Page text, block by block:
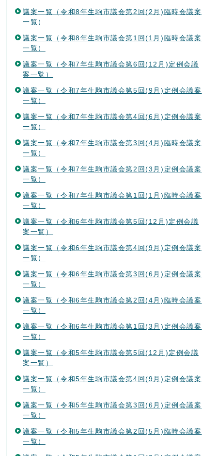
議案一覧（令和8年生駒市議会第2回(2月)臨時会議案
一覧）
議案一覧（令和8年生駒市議会第1回(1月)臨時会議案
一覧）
議案一覧（令和7年生駒市議会第6回(12月)定例会議
案一覧）
議案一覧（令和7年生駒市議会第5回(9月)定例会議案
一覧）
議案一覧（令和7年生駒市議会第4回(6月)定例会議案
一覧）
議案一覧（令和7年生駒市議会第3回(4月)臨時会議案
一覧）
議案一覧（令和7年生駒市議会第2回(3月)定例会議案
一覧）
議案一覧（令和7年生駒市議会第1回(1月)臨時会議案
一覧）
議案一覧（令和6年生駒市議会第5回(12月)定例会議
案一覧）
議案一覧（令和6年生駒市議会第4回(9月)定例会議案
一覧）
議案一覧（令和6年生駒市議会第3回(6月)定例会議案
一覧）
議案一覧（令和6年生駒市議会第2回(4月)臨時会議案
一覧）
議案一覧（令和6年生駒市議会第1回(3月)定例会議案
一覧）
議案一覧（令和5年生駒市議会第5回(12月)定例会議
案一覧）
議案一覧（令和5年生駒市議会第4回(9月)定例会議案
一覧）
議案一覧（令和5年生駒市議会第3回(6月)定例会議案
一覧）
議案一覧（令和5年生駒市議会第2回(5月)臨時会議案
一覧）